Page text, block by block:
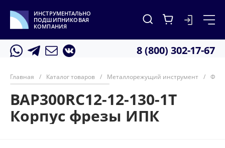
ИНСТРУМЕНТАЛЬНО
ПОДШИПНИКОВАЯ
КОМПАНИЯ
8 (800) 302-17-67
Главная / Каталог товаров / Металлорежущий инструмент /
BAP300RC12-12-130-1T
Корпус фрезы ИПК